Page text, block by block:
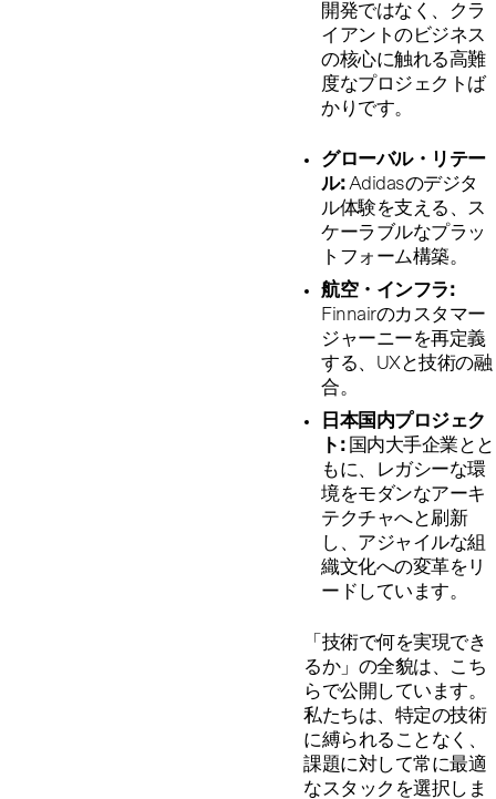
開発ではなく、クラ
イアントのビジネス
の核心に触れる高難
度なプロジェクトば
かりです。
グローバル・リテー
ル:Adidasのデジタ
ル体験を支える、ス
ケーラブルなプラッ
トフォーム構築。
航空・インフラ:
Finnairのカスタマー
ジャーニーを再定義
する、UXと技術の融
合。
日本国内プロジェク
ト:国内大手企業とと
もに、レガシーな環
境をモダンなアーキ
テクチャへと刷新
し、アジャイルな組
織文化への変革をリ
ードしています。
「技術で何を実現でき
るか」の全貌は、こち
らで公開しています。
私たちは、特定の技術
に縛られることなく、
課題に対して常に最適
なスタックを選択しま